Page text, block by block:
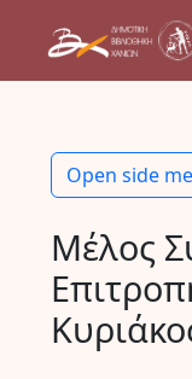
Μέλος
Open side